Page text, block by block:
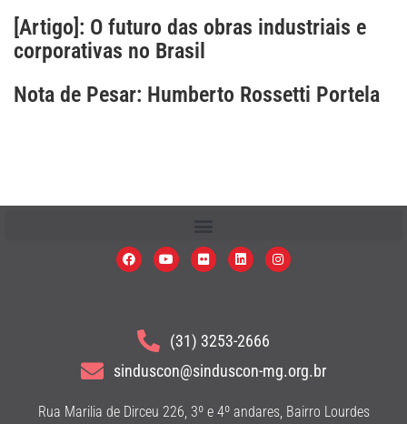
[Artigo]: O futuro das obras industriais e
corporativas no Brasil
Nota de Pesar: Humberto Rossetti Portela
(31) 3253-2666
sinduscon@sinduscon-mg.org.br
Rua Marilia de Dirceu 226, 3º e 4º andares, Bairro Lourdes